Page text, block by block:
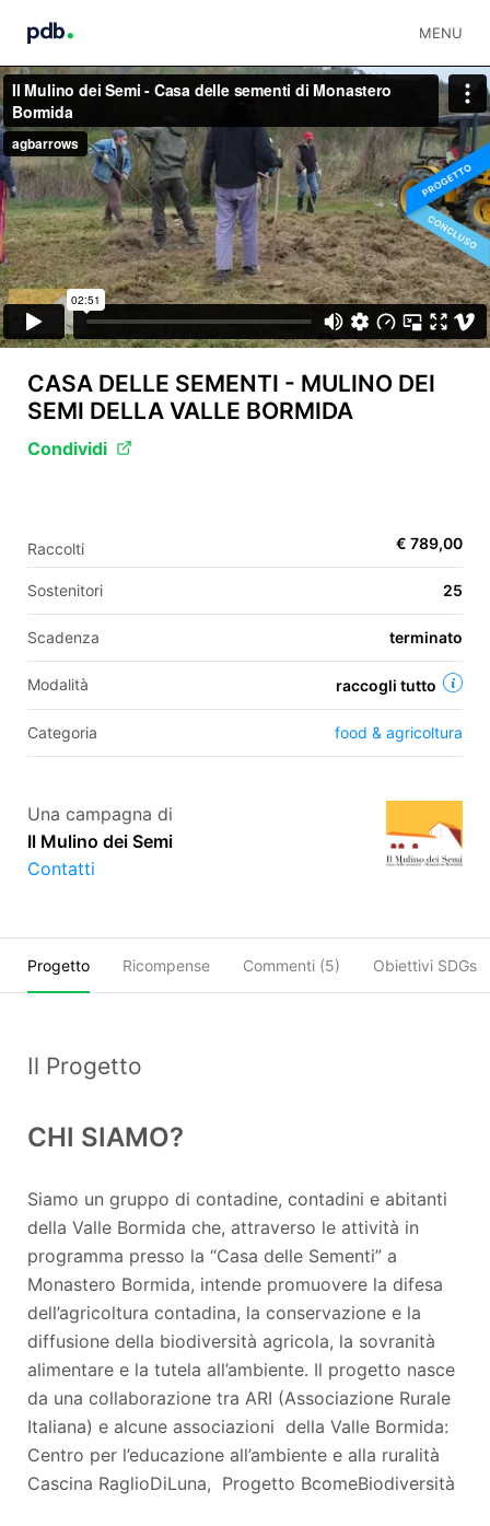
MENU
EN
FR
CASA DELLE SEMENTI - MULINO DEI
SEMI DELLA VALLE BORMIDA
Condividi
Raccolti € 789,00
Sostenitori 25
Scadenza terminato
Modalità raccogli tutto
Categoria food & agricoltura
Una campagna di
Il Mulino dei Semi
Contatti
Progetto Ricompense Commenti (5) Obiettivi SDGs
Il Progetto
CHI SIAMO?
Siamo un gruppo di contadine, contadini e abitanti
della Valle Bormida che, attraverso le attività in
programma presso la “Casa delle Sementi” a
Monastero Bormida, intende promuovere la difesa
dell’agricoltura contadina, la conservazione e la
diffusione della biodiversità agricola, la sovranità
alimentare e la tutela all’ambiente. Il progetto nasce
da una collaborazione tra ARI (Associazione Rurale
Italiana) e alcune associazioni della Valle Bormida:
Centro per l’educazione all’ambiente e alla ruralità
Cascina RaglioDiLuna, Progetto BcomeBiodiversità